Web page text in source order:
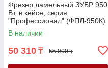
Фрезер ламельный ЗУБР 950
Вт, в кейсе, серия
"Профессионал" (ФПЛ-950К)
В наличии
50 310 ₸ 55 900 ₸